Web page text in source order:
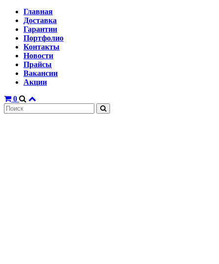
Главная
Доставка
Гарантии
Портфолио
Контакты
Новости
Прайсы
Вакансии
Акции
0